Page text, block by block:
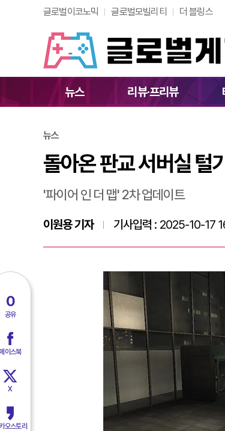
글로벌이코노믹 글로벌모빌리티 더 블링스
뉴스 리뷰·프리뷰
돌아온
0
공유
이스북
X
오스토리
뉴스
돌아온 판교 서버실 털
'파이어 인 더 맵' 2차 업데이트
이원용 기자 기사입력 : 2025-10-17